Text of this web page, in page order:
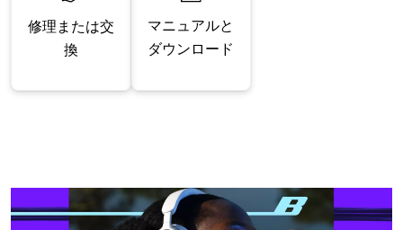
修理または交
換
マニュアルと
ダウンロード